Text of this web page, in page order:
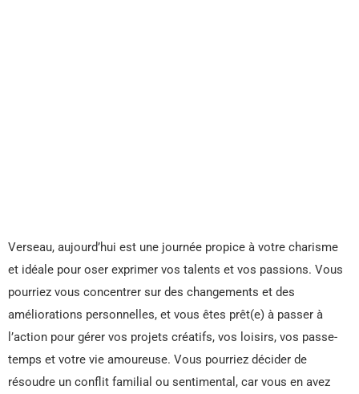
Verseau, aujourd’hui est une journée propice à votre charisme
et idéale pour oser exprimer vos talents et vos passions. Vous
pourriez vous concentrer sur des changements et des
améliorations personnelles, et vous êtes prêt(e) à passer à
l’action pour gérer vos projets créatifs, vos loisirs, vos passe-
temps et votre vie amoureuse. Vous pourriez décider de
résoudre un conflit familial ou sentimental, car vous en avez